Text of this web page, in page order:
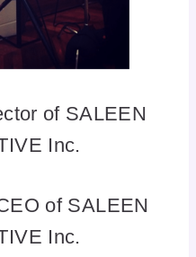
of SALEEN
Inc.
of SALEEN
Inc.